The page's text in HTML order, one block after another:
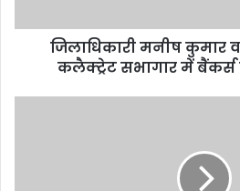
जिलाधिकारी मनीष कुमार
कलैक्ट्रेट सभागार में